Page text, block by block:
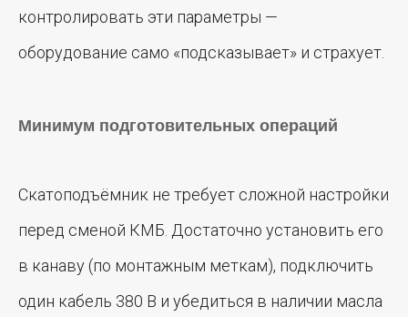
контролировать эти параметры —
оборудование само «подсказывает» и страхует.
Минимум подготовительных операций
Скатоподъёмник не требует сложной настройки
перед сменой КМБ. Достаточно установить его
в канаву (по монтажным меткам), подключить
один кабель 380 В и убедиться в наличии масла